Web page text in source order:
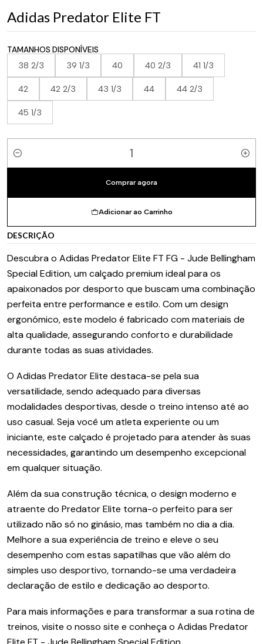
Adidas Predator Elite FT
TAMANHOS DISPONÍVEIS
38 2/3 39 1/3 40 40 2/3 41 1/3
42 42 2/3 43 1/3 44 44 2/3
45 1/3
Quantidade
Adicionar ao Carrinho
Comprar agora
DESCRIÇÃO
Descubra o Adidas Predator Elite FT FG - Jude Bellingham
Special Edition, um calçado premium ideal para os
apaixonados por desporto que buscam uma combinação
perfeita entre performance e estilo. Com um design
ergonómico, este modelo é fabricado com materiais de
alta qualidade, assegurando conforto e durabilidade
durante todas as suas atividades.
O Adidas Predator Elite destaca-se pela sua
versatilidade, sendo adequado para diversas
modalidades desportivas, desde o treino intenso até ao
uso casual. Seja você um atleta experiente ou um
iniciante, este calçado é projetado para atender às suas
necessidades, garantindo um desempenho excepcional
em qualquer situação.
Além da sua construção técnica, o design moderno e
atraente do Predator Elite torna-o perfeito para ser
utilizado não só no ginásio, mas também no dia a dia.
Melhore a sua experiência de treino e eleve o seu
desempenho com estas sapatilhas que vão além do
simples uso desportivo, tornando-se uma verdadeira
declaração de estilo e dedicação ao desporto.
Para mais informações e para transformar a sua rotina de
treinos, visite o nosso site e conheça o Adidas Predator